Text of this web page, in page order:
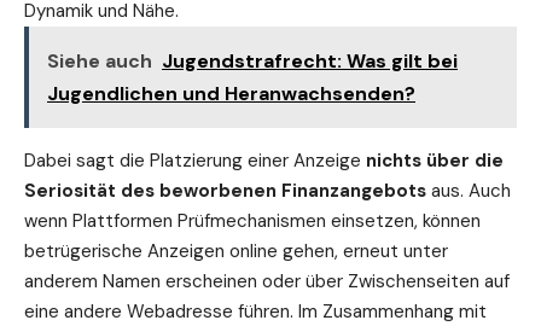
Dynamik und Nähe.
Siehe auch Jugendstrafrecht: Was gilt bei
Jugendlichen und Heranwachsenden?
Dabei sagt die Platzierung einer Anzeige nichts über die
Seriosität des beworbenen Finanzangebots aus. Auch
wenn Plattformen Prüfmechanismen einsetzen, können
betrügerische Anzeigen online gehen, erneut unter
anderem Namen erscheinen oder über Zwischenseiten auf
eine andere Webadresse führen. Im Zusammenhang mit